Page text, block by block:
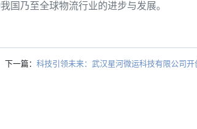
国乃至全球物流行业的进步与发展。
下一篇： 科技引领未来：武汉星河微运科技有限公司